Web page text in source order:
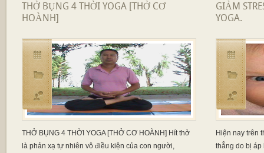
THỞ BỤNG 4 THỜI YOGA [THỞ CƠ
HOÀNH]
THỞ BỤNG 4 THỜI YOGA [THỞ CƠ HOÀNH] Hít thở
là phản xạ tự nhiên vô điều kiện của con người,
GIẢM
YOGA.
Hiện nay trên
thẳng do bị